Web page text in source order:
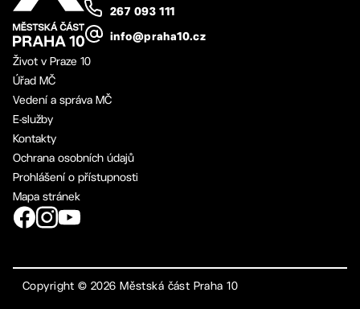
267 093 111
info@praha10.cz
Život v Praze 10
Úřad MČ
Vedení a správa MČ
E-služby
Kontakty
Ochrana osobních údajů
Prohlášení o přístupnosti
Mapa stránek
Copyright ©2026 Městská část Praha 10